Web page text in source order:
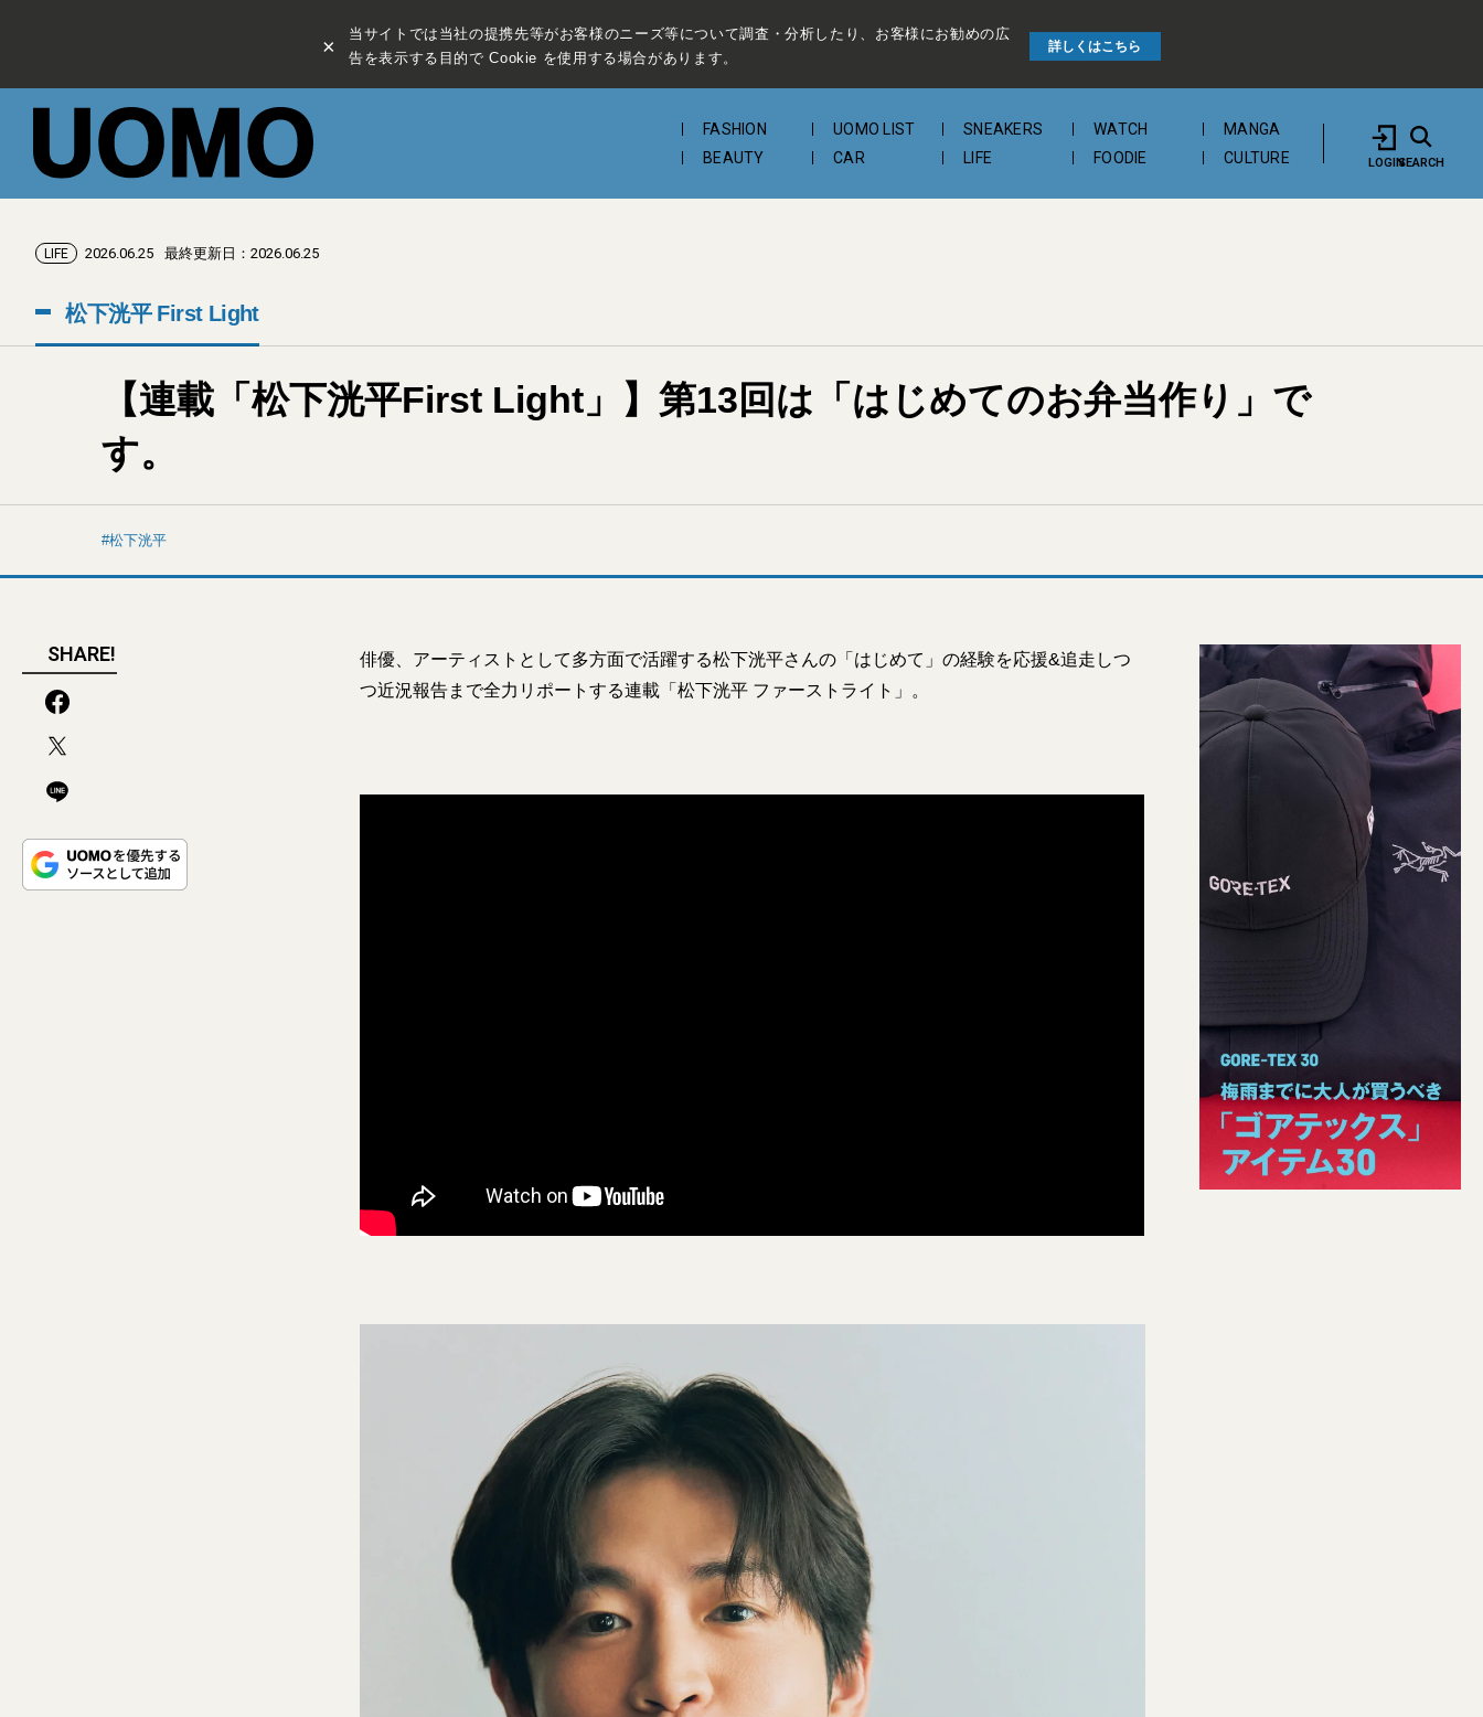
×
当サイトでは当社の提携先等がお客様のニーズ等について調査・分析したり、お客様にお勧めの広
告を表示する目的で Cookie を使用する場合があります。
詳しくはこちら
FASHION UOMO LIST SNEAKERS WATCH
MANGA
BEAUTY
CAR LIFE FOODIE CULTURE LOGINSEARCH
LIFE 2026.06.25 最終更新日：2026.06.25
松下洸平 First Light
【連載「松下洸平First Light」】第13回は「はじめてのお弁当作り」で
す。
松下洸平
SHARE!
俳優、アーティストとして多方面で活躍する松下洸平さんの「はじめて」の経験を応援&追走しつ
つ近況報告まで全力リポートする連載「松下洸平 ファーストライト」。